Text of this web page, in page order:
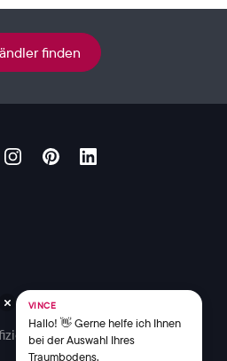
finden
VINCE
Hallo! 👋 Gerne helfe ich Ihnen
bei der Auswahl Ihres
Traumbodens.